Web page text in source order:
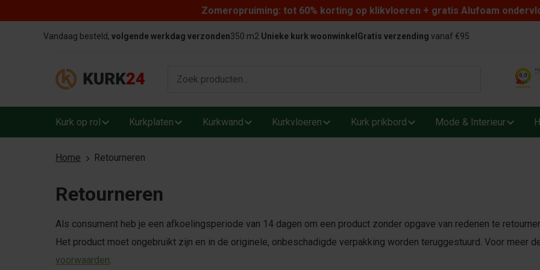
Zomeropruiming: tot 60% korting op klikvloeren + gratis Alufoam
Vandaag besteld, volgende werkdag verzonden350 m2 Unieke kurk woonwinkel Gratis verzending vanaf €95
Kurk op rol Kurkplaten Kurkwand Kurkvloeren Kurk prikbord Mode & Interieur
Home Retourneren
Retourneren
Als consument heb je een afkoelingsperiode van 14 dagen om een product zonder opgave van redenen te
Het product moet ongebruikt zijn en in de originele, onbeschadigde verpakking worden teruggestuurd. Voor meer
voorwaarden.